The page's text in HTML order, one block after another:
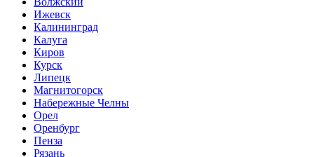
Ижевск
Калининград
Калуга
Киров
Курск
Липецк
Магнитогорск
Набережные Челны
Орел
Оренбург
Пенза
Рязань